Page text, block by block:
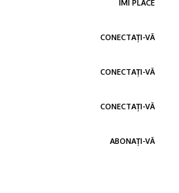
ÎMI PLACE
CONECTAȚI-VĂ
CONECTAȚI-VĂ
CONECTAȚI-VĂ
ABONAȚI-VĂ